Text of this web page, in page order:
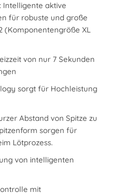
Intelligente aktive
für robuste und große
(Komponentengröße XL
von nur 7 Sekunden
sorgt für Hochleistung
Abstand von Spitze zu
sorgen für
Lötprozess.
von intelligenten
mit